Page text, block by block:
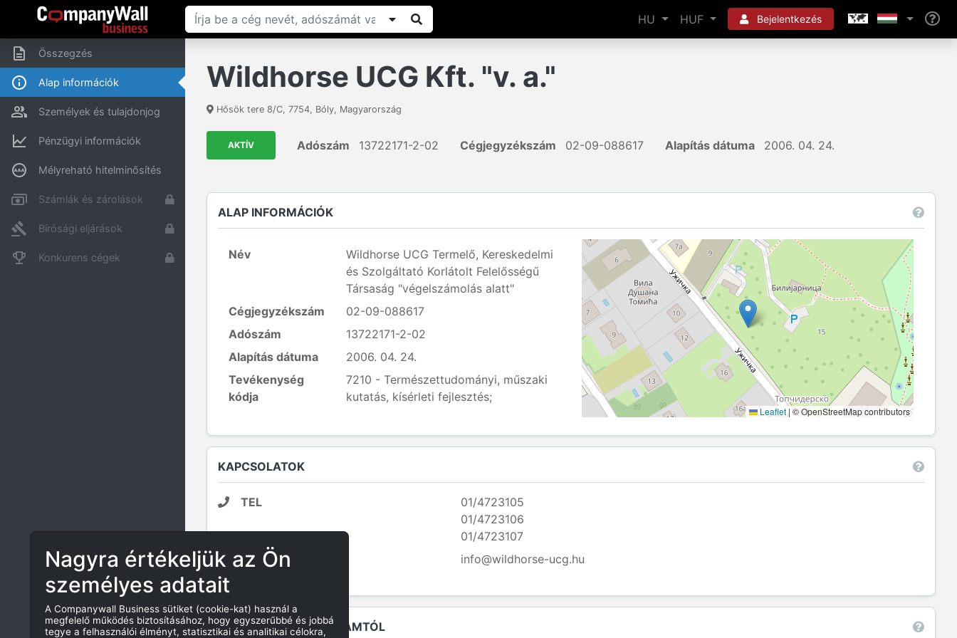
HU HUF Bejelentkezés
Összegzés
Alap információk
Személyek és tulajdonjog
Pénzügyi információk
Mélyreható hitelminősítés
Számlák és zárolások
Bírósági eljárások
Konkurens cégek
Wildhorse UCG Kft. "v. a."
Hősök tere 8/C, 7754, Bóly, Magyarország
AKTÍV Adószám 13722171-2-02 Cégjegyzékszám 02-09-088617 Alapítás dátuma 2006. 04. 24.
ALAP INFORMÁCIÓK
Név
Wildhorse UCG Termelő, Kereskedelmi
és Szolgáltató Korlátolt Felelősségű
Társaság "végelszámolás alatt"
Cégjegyzékszám
02-09-088617
Adószám
13722171-2-02
Alapítás dátuma
2006. 04. 24.
Tevékenység
kódja
7210 - Természettudományi, műszaki
kutatás, kísérleti fejlesztés;
Leaflet| © OpenStreetMap contributors
KAPCSOLATOK
TEL
01/4723105
01/4723106
01/4723107
E-MAIL
info@wildhorse-ucg.hu
INFORMÁCIÓK AZ ÁLLAMTÓL
Nagyra értékeljük az Ön
személyes adatait
A Companywall Business sütiket (cookie-kat) használ a
megfelelő működés biztosításához, hogy egyszerűbbé és jobbá
tegye a felhasználói élményt, statisztikai és analitikai célokra,